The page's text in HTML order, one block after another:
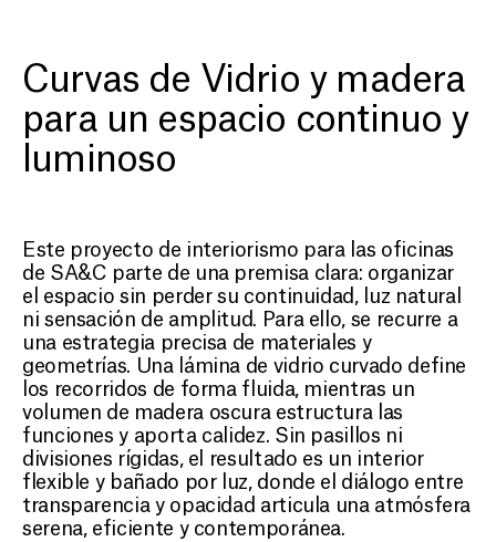
Gras geometría y materia
Curvas de Vidrio y madera
para un espacio continuo y
luminoso
Este proyecto de interiorismo para las oficinas
de SA&C parte de una premisa clara: organizar
el espacio sin perder su continuidad, luz natural
ni sensación de amplitud. Para ello, se recurre a
una estrategia precisa de materiales y
geometrías. Una lámina de vidrio curvado define
los recorridos de forma fluida, mientras un
volumen de madera oscura estructura las
funciones y aporta calidez. Sin pasillos ni
divisiones rígidas, el resultado es un interior
flexible y bañado por luz, donde el diálogo entre
transparencia y opacidad articula una atmósfera
serena, eficiente y contemporánea.